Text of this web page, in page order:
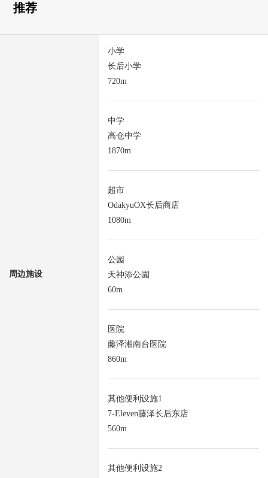
推荐
周边施设
小学
长后小学
720m
中学
高仓中学
1870m
超市
OdakyuOX长后商店
1080m
公园
天神添公園
60m
医院
藤泽湘南台医院
860m
其他便利设施1
7-Eleven藤泽长后东店
560m
其他便利设施2